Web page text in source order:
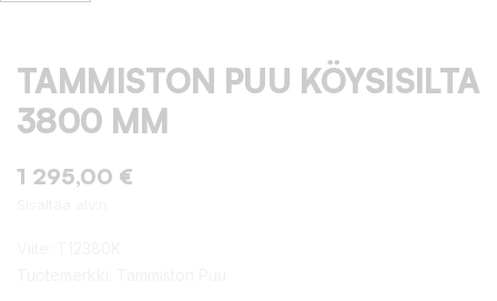
TAMMISTON PUU KÖYSISILTA
3800 MM
1 295,00 €